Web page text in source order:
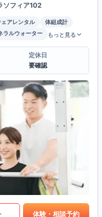
ソフィア102
ェアレンタル
体組成計
ラルウォーター もっと見る
定休日
要確認
体験・相談予約